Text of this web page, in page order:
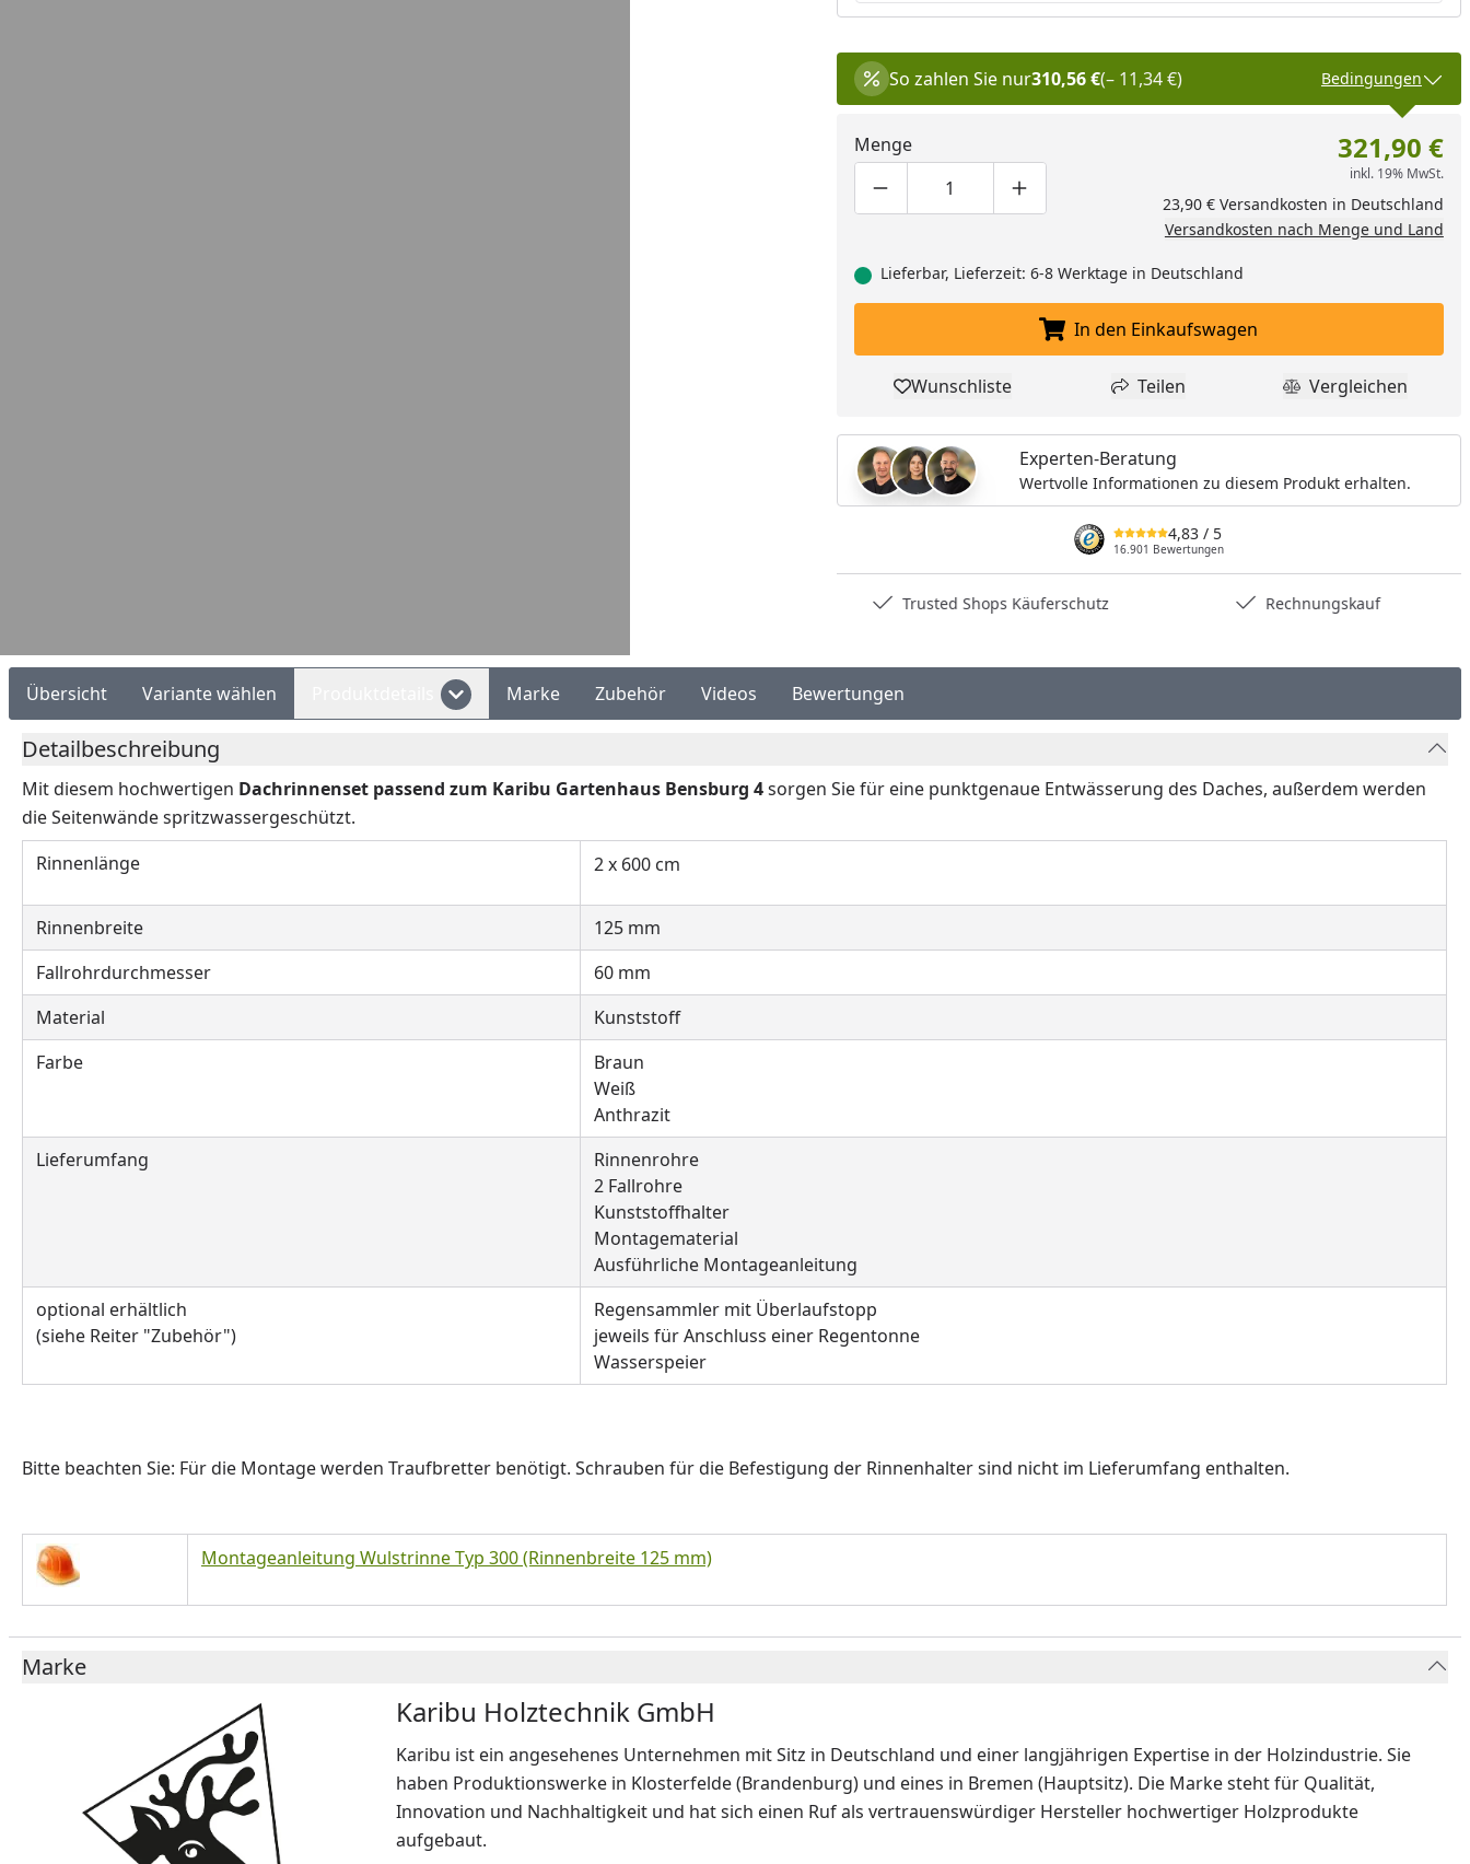
So zahlen Sie nur310,56 €(– 11,34 €) Bedingungen
Menge
Produktmenge um eins verringern
Produktmenge manuell eingeben
Produktmenge um eins erhöhen
321,90 €
inkl. 19% MwSt.
23,90 € Versandkosten in Deutschland
Versandkosten nach Menge und Land
Lieferbar, Lieferzeit: 6-8 Werktage in Deutschland
In den Einkaufswagen legen
In den Einkaufswagen
Produkt zur Wunschliste hinzufügen
Wunschliste Teilen
Teilen Produkt
Vergleichen
Experten-Beratung
Wertvolle Informationen zu diesem Produkt erhalten.
4,83 / 5
16.901 Bewertungen
Trusted Shops Käuferschutz Rechnungskauf
Übersicht Variante wählen Marke Zubehör Videos Bewertungen
Detailbeschreibung
Mit diesem hochwertigen Dachrinnenset passend zum Karibu Gartenhaus Bensburg 4sorgen Sie für eine punktgenaue Entwässerung des Daches, außerdem werden
die Seitenwände spritzwassergeschützt.
Rinnenlänge
2 x 600 cm
Rinnenbreite
125 mm
Fallrohrdurchmesser
60 mm
Material
Kunststoff
Farbe
Braun
Weiß
Anthrazit
Lieferumfang
Rinnenrohre
2 Fallrohre
Kunststoffhalter
Montagematerial
Ausführliche Montageanleitung
optional erhältlich
(siehe Reiter "Zubehör")
Regensammler mit Überlaufstopp
jeweils für Anschluss einer Regentonne
Wasserspeier
Bitte beachten Sie: Für die Montage werden Traufbretter benötigt. Schrauben für die Befestigung der Rinnenhalter sind nicht im Lieferumfang enthalten.
Montageanleitung Wulstrinne Typ 300 (Rinnenbreite 125 mm)
Marke
Karibu Holztechnik GmbH
Karibu ist ein angesehenes Unternehmen mit Sitz in Deutschland und einer langjährigen Expertise in der Holzindustrie. Sie
haben Produktionswerke in Klosterfelde (Brandenburg) und eines in Bremen (Hauptsitz). Die Marke steht für Qualität,
Innovation und Nachhaltigkeit und hat sich einen Ruf als vertrauenswürdiger Hersteller hochwertiger Holzprodukte
aufgebaut.